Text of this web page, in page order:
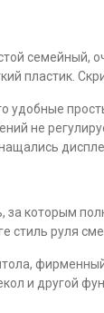
семейный,
пластик.
удобные
не
которым
стиль руля
и другой